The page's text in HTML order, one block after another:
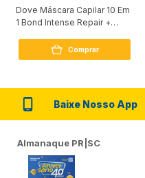
Dove Máscara Capilar 10 Em
1 Bond Intense Repair +
Comprar
Baixe Nosso App
Almanaque PR|SC